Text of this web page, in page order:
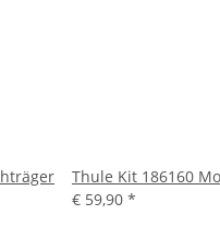
Thule Kit 186160
€ 59,90 *